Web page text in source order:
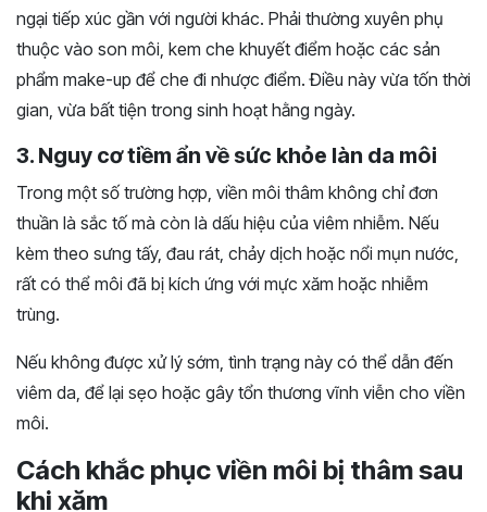
ngại tiếp xúc gần với người khác. Phải thường xuyên phụ
thuộc vào son môi, kem che khuyết điểm hoặc các sản
phẩm make-up để che đi nhược điểm. Điều này vừa tốn thời
gian, vừa bất tiện trong sinh hoạt hằng ngày.
3. Nguy cơ tiềm ẩn về sức khỏe làn da môi
Trong một số trường hợp, viền môi thâm không chỉ đơn
thuần là sắc tố mà còn là dấu hiệu của viêm nhiễm. Nếu
kèm theo sưng tấy, đau rát, chảy dịch hoặc nổi mụn nước,
rất có thể môi đã bị kích ứng với mực xăm hoặc nhiễm
trùng.
Nếu không được xử lý sớm, tình trạng này có thể dẫn đến
viêm da, để lại sẹo hoặc gây tổn thương vĩnh viễn cho viền
môi.
Cách khắc phục viền môi bị thâm sau
khi xăm